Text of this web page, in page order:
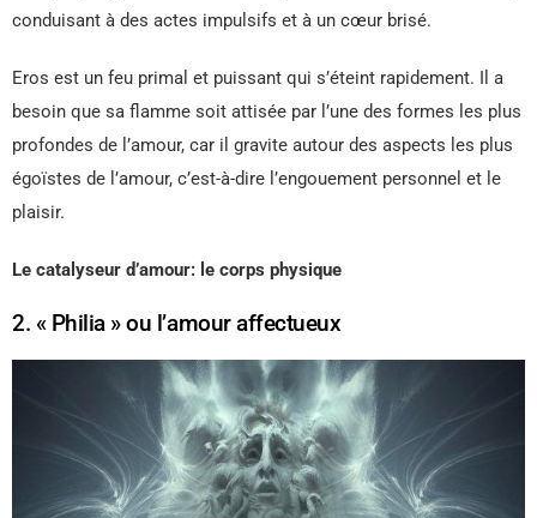
conduisant à des actes impulsifs et à un cœur brisé.
Eros est un feu primal et puissant qui s’éteint rapidement. Il a
besoin que sa flamme soit attisée par l’une des formes les plus
profondes de l’amour, car il gravite autour des aspects les plus
égoïstes de l’amour, c’est-à-dire l’engouement personnel et le
plaisir.
Le catalyseur d’amour: le corps physique
2. « Philia » ou l’amour affectueux